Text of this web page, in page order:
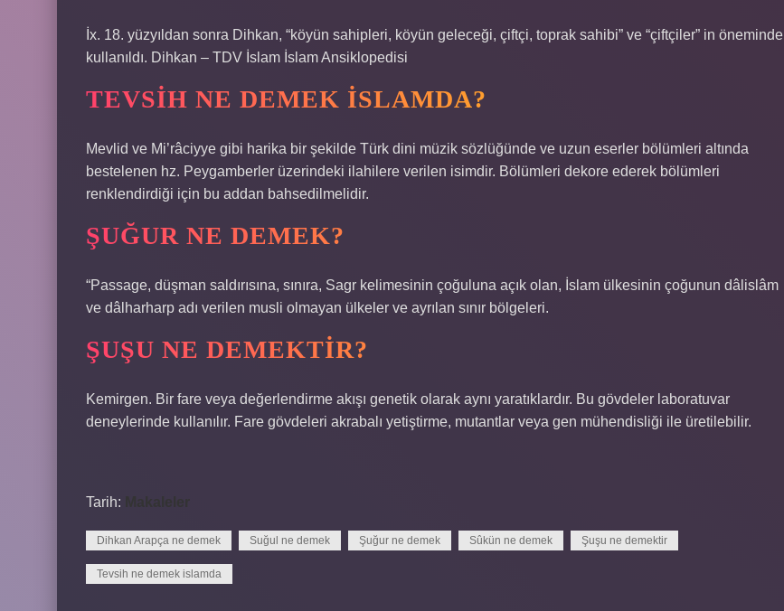
İx. 18. yüzyıldan sonra Dihkan, “köyün sahipleri, köyün geleceği, çiftçi, toprak sahibi” ve “çiftçiler” in öneminde
kullanıldı. Dihkan – TDV İslam İslam Ansiklopedisi
TEVSIH NE DEMEK ISLAMDA?
Mevlid ve Mi’râciyye gibi harika bir şekilde Türk dini müzik sözlüğünde ve uzun eserler bölümleri altında
bestelenen hz. Peygamberler üzerindeki ilahilere verilen isimdir. Bölümleri dekore ederek bölümleri
renklendirdiği için bu addan bahsedilmelidir.
ŞUĞUR NE DEMEK?
“Passage, düşman saldırısına, sınıra, Sagr kelimesinin çoğuluna açık olan, İslam ülkesinin çoğunun dâlislâm
ve dâlharharp adı verilen musli olmayan ülkeler ve ayrılan sınır bölgeleri.
ŞUŞU NE DEMEKTIR?
Kemirgen. Bir fare veya değerlendirme akışı genetik olarak aynı yaratıklardır. Bu gövdeler laboratuvar
deneylerinde kullanılır. Fare gövdeleri akrabalı yetiştirme, mutantlar veya gen mühendisliği ile üretilebilir.
Tarih: Makaleler
Dihkan Arapça ne demek Suğul ne demek Şuğur ne demek Sûkün ne demek Şuşu ne demektir
Tevsih ne demek islamda